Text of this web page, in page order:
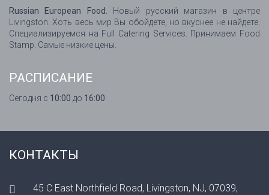
Russian European Food.
Новый русский магазин в центре
Livingston. Хоть весь мир Вы обойдете, но вкуснее не найдете.
Специализируемся на Full Catering Services. Принимаем Food
Stamp. Самые низкие цены.
РАСПИСАНИЕ
Сегодня с 10:00 до 16:00
КОНТАКТЫ
45 С East Northfield Road, Livingston, NJ, 07039,